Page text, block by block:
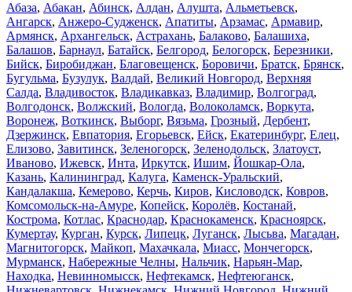
Абаза, Абакан, Абинск, Алдан, Алушта, Альметьевск,
Ангарск, Анжеро-Судженск, Апатиты, Арзамас, Армавир,
Армянск, Архангельск, Астрахань, Балаково, Балашиха,
Балашов, Барнаул, Батайск, Белгород, Белогорск, Березники,
Бийск, Биробиджан, Благовещенск, Боровичи, Братск, Брянск,
Бугульма, Бузулук, Валдай, Великий Новгород, Верхняя
Салда, Владивосток, Владикавказ, Владимир, Волгоград,
Волгодонск, Волжский, Вологда, Волоколамск, Воркута,
Воронеж, Воткинск, Выборг, Вязьма, Грозный, Дербент,
Дзержинск, Евпатория, Егорьевск, Ейск, Екатеринбург, Елец,
Елизово, Завитинск, Зеленогорск, Зеленодольск, Златоуст,
Иваново, Ижевск, Инта, Иркутск, Ишим, Йошкар-Ола,
Казань, Калининград, Калуга, Каменск-Уральский,
Кандалакша, Кемерово, Керчь, Киров, Кисловодск, Ковров,
Комсомольск-на-Амуре, Копейск, Королёв, Костанай,
Кострома, Котлас, Краснодар, Краснокаменск, Красноярск,
Кумертау, Курган, Курск, Липецк, Луганск, Лысьва, Магадан,
Магнитогорск, Майкоп, Махачкала, Миасс, Мончегорск,
Мурманск, Набережные Челны, Нальчик, Нарьян-Мар,
Находка, Невинномысск, Нефтекамск, Нефтеюганск,